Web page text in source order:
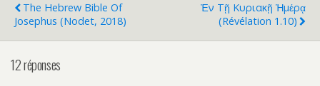
The Hebrew Bible Of
Josephus (Nodet, 2018)
Ἐν Τῇ Κυριακῇ Ἡμέρᾳ
(Révélation 1.10)
12 réponses